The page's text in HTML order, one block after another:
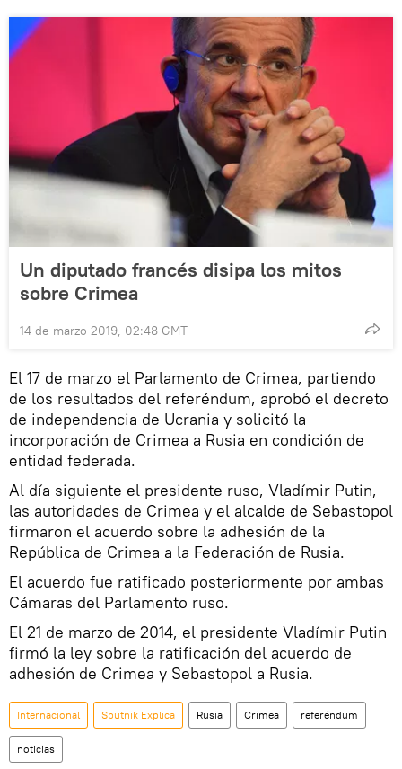
Un diputado francés disipa los mitos
sobre Crimea
14 de marzo 2019, 02:48 GMT
El 17 de marzo el Parlamento de Crimea, partiendo
de los resultados del referéndum, aprobó el decreto
de independencia de Ucrania y solicitó la
incorporación de Crimea a Rusia en condición de
entidad federada.
Al día siguiente el presidente ruso, Vladímir Putin,
las autoridades de Crimea y el alcalde de Sebastopol
firmaron el acuerdo sobre la adhesión de la
República de Crimea a la Federación de Rusia.
El acuerdo fue ratificado posteriormente por ambas
Cámaras del Parlamento ruso.
El 21 de marzo de 2014, el presidente Vladímir Putin
firmó la ley sobre la ratificación del acuerdo de
adhesión de Crimea y Sebastopol a Rusia.
Internacional Sputnik Explica Rusia Crimea referéndum
noticias